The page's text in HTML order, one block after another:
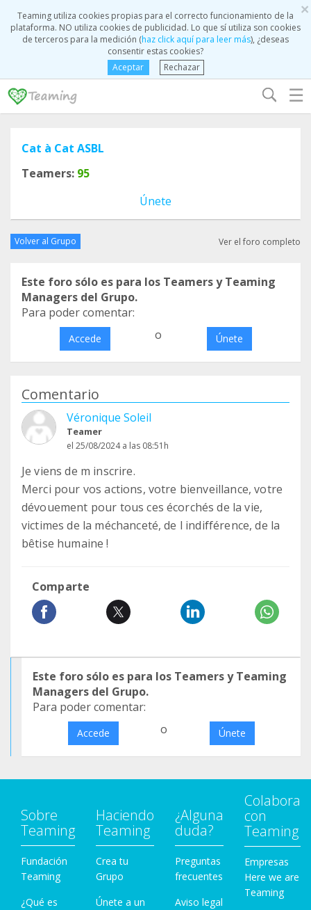
×
Teaming utiliza cookies propias para el correcto funcionamiento de la
plataforma. NO utiliza cookies de publicidad. Lo que sí utiliza son cookies
de terceros para la medición (haz click aquí para leer más), ¿deseas
consentir estas cookies?
Aceptar
Rechazar
☰
Cat à Cat ASBL
Teamers: 95
Únete
Volver al Grupo Ver el foro completo
Este foro sólo es para los Teamers y Teaming
Managers del Grupo.
Para poder comentar:
Accede o Únete
Comentario
Véronique Soleil
Teamer
el 25/08/2024 a las 08:51h
Je viens de m inscrire.
Merci pour vos actions, votre bienveillance, votre
dévouement pour tous ces écorchés de la vie,
victimes de la méchanceté, de l indifférence, de la
bêtise humaine !
Comparte
Este foro sólo es para los Teamers y Teaming
Managers del Grupo.
Para poder comentar:
Accede o Únete
Sobre
Teaming
Fundación
Teaming
¿Qué es
Haciendo
Teaming
Crea tu
Grupo
Únete a un
¿Alguna
duda?
Preguntas
frecuentes
Aviso legal
Colabora
con
Teaming
Empresas
Here we are
Teaming